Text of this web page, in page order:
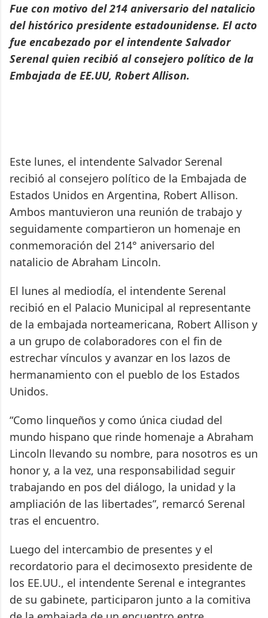
Fue con motivo del 214 aniversario del natalicio
del histórico presidente estadounidense. El acto
fue encabezado por el intendente Salvador
Serenal quien recibió al consejero político de la
Embajada de EE.UU, Robert Allison.
Este lunes, el intendente Salvador Serenal
recibió al consejero político de la Embajada de
Estados Unidos en Argentina, Robert Allison.
Ambos mantuvieron una reunión de trabajo y
seguidamente compartieron un homenaje en
conmemoración del 214° aniversario del
natalicio de Abraham Lincoln.
El lunes al mediodía, el intendente Serenal
recibió en el Palacio Municipal al representante
de la embajada norteamericana, Robert Allison y
a un grupo de colaboradores con el fin de
estrechar vínculos y avanzar en los lazos de
hermanamiento con el pueblo de los Estados
Unidos.
“Como linqueños y como única ciudad del
mundo hispano que rinde homenaje a Abraham
Lincoln llevando su nombre, para nosotros es un
honor y, a la vez, una responsabilidad seguir
trabajando en pos del diálogo, la unidad y la
ampliación de las libertades”, remarcó Serenal
tras el encuentro.
Luego del intercambio de presentes y el
recordatorio para el decimosexto presidente de
los EE.UU., el intendente Serenal e integrantes
de su gabinete, participaron junto a la comitiva